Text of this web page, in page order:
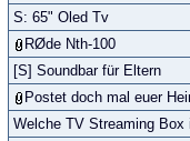
S: 65" Oled Tv
RØde Nth-100
[S] Soundbar für Eltern
Postet doch mal euer
Welche TV Streaming Box